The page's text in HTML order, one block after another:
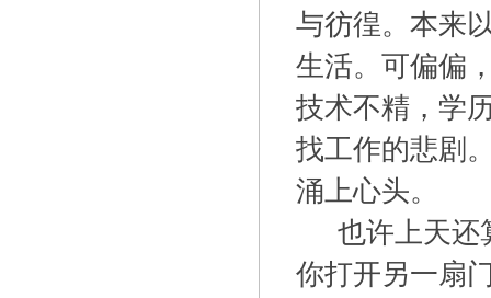
与彷徨。本来
生活。可偏偏
技术不精，学
找工作的悲剧
涌上心头。
也许上天还
你打开另一扇